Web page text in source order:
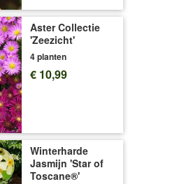
Aster Collectie
'Zeezicht'
4 planten
€ 10,99
Winterharde
Jasmijn 'Star of
Toscane®'